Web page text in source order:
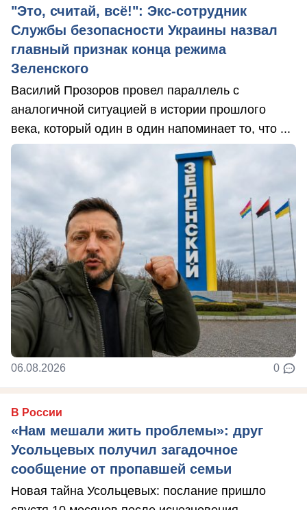
"Это, считай, всё!": Экс-сотрудник
Службы безопасности Украины назвал
главный признак конца режима
Зеленского
Василий Прозоров провел параллель с
аналогичной ситуацией в истории прошлого
века, который один в один напоминает то, что ...
06.08.2026 0
В России
«Нам мешали жить проблемы»: друг
Усольцевых получил загадочное
сообщение от пропавшей семьи
Новая тайна Усольцевых: послание пришло